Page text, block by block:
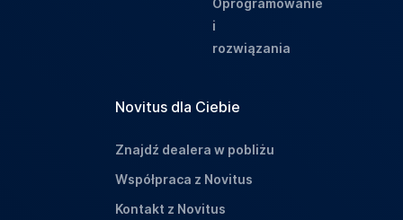
Oprogramowanie
i
rozwiązania
Novitus dla Ciebie
Znajdź dealera w pobliżu
Współpraca z Novitus
Kontakt z Novitus